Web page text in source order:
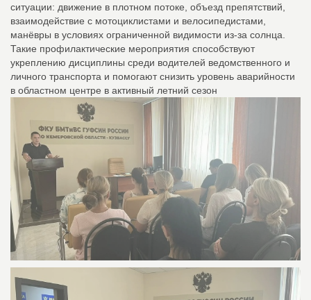
ситуации: движение в плотном потоке, объезд препятствий,
взаимодействие с мотоциклистами и велосипедистами,
манёвры в условиях ограниченной видимости из‑за солнца.
Такие профилактические мероприятия способствуют
укреплению дисциплины среди водителей ведомственного и
личного транспорта и помогают снизить уровень аварийности
в областном центре в активный летний сезон